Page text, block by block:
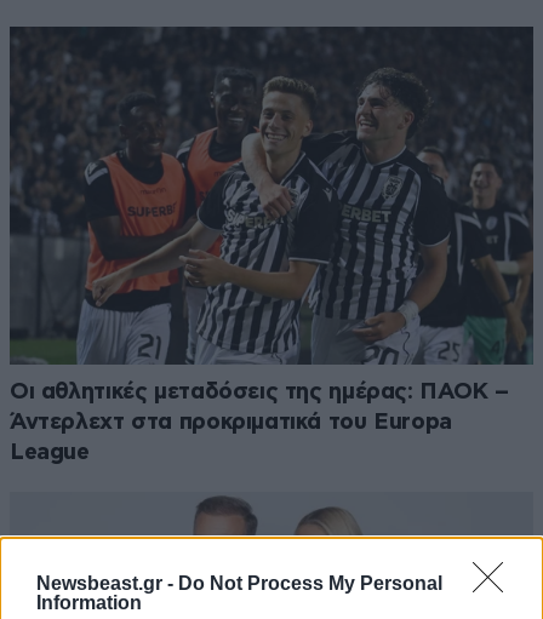
Newsbeast.gr - Do Not Process My Personal
Information
Οι αθλητικές μεταδόσεις της ημέρας: ΠΑΟΚ –
Άντερλεχτ στα προκριματικά του Europa
League